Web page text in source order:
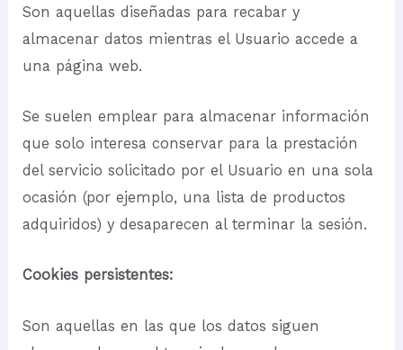
Son aquellas diseñadas para recabar y
almacenar datos mientras el Usuario accede a
una página web.
Se suelen emplear para almacenar información
que solo interesa conservar para la prestación
del servicio solicitado por el Usuario en una sola
ocasión (por ejemplo, una lista de productos
adquiridos) y desaparecen al terminar la sesión.
Cookies persistentes:
Son aquellas en las que los datos siguen